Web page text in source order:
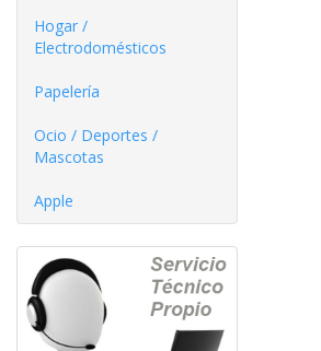
Hogar /
Electrodomésticos
Papelería
Ocio / Deportes /
Mascotas
Apple